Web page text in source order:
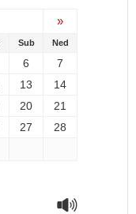
»
Sub Ned
6
7
13
14
20
21
27
28